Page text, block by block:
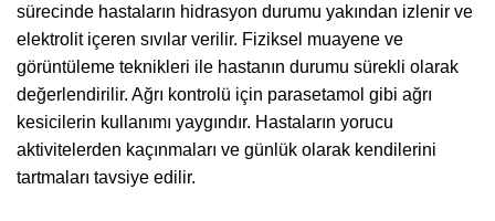
sürecinde hastaların hidrasyon durumu yakından izlenir ve
elektrolit içeren sıvılar verilir. Fiziksel muayene ve
görüntüleme teknikleri ile hastanın durumu sürekli olarak
değerlendirilir. Ağrı kontrolü için parasetamol gibi ağrı
kesicilerin kullanımı yaygındır. Hastaların yorucu
aktivitelerden kaçınmaları ve günlük olarak kendilerini
tartmaları tavsiye edilir.